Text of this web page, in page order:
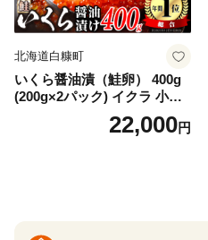
北海道白糠町
いくら醤油漬（鮭卵） 400g
(200g×2パック) イクラ 小分
け いくら醤油漬 鮭いくら い
くら醤油漬け 鮭 鮭卵 ikura
22,000円